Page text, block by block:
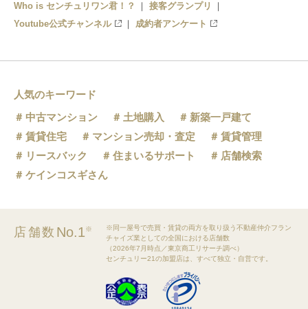
Who is センチュリワン君！？
接客グランプリ
Youtube公式チャンネル
成約者アンケート
人気のキーワード
中古マンション
土地購入
新築一戸建て
賃貸住宅
マンション売却・査定
賃貸管理
リースバック
住まいるサポート
店舗検索
ケインコスギさん
店舗数 No.1※
※同一屋号で売買・賃貸の両方を取り扱う不動産仲介フラン
チャイズ業としての全国における店舗数
（2026年7月時点／東京商工リサーチ調べ）
センチュリー21の加盟店は、すべて独立・自営です。